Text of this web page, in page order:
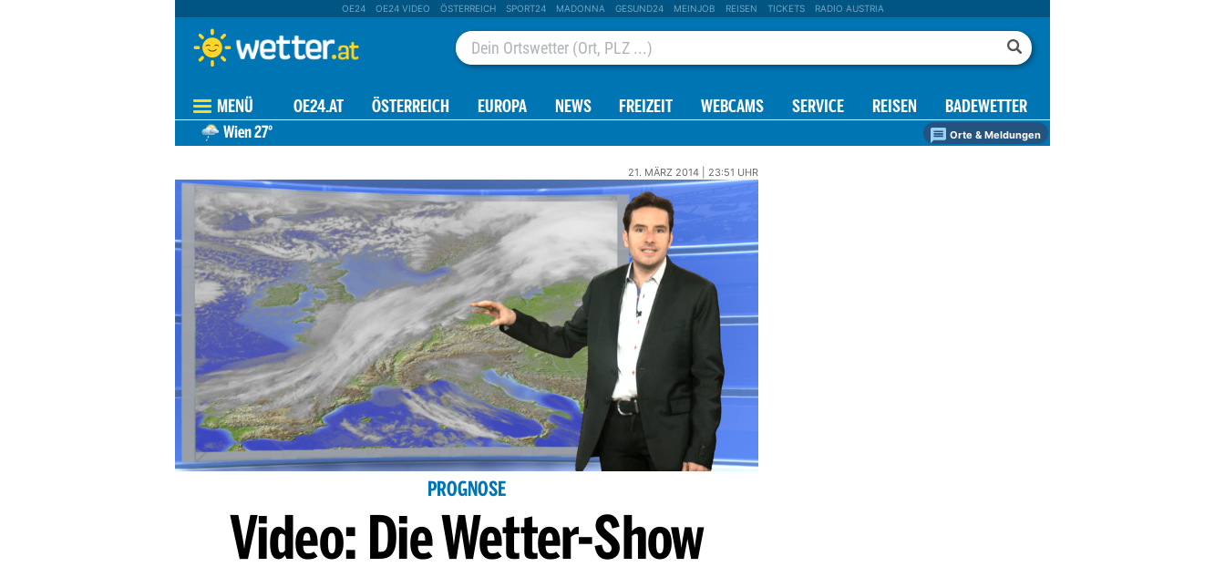
OE24 OE24 VIDEO ÖSTERREICH SPORT24 MADONNA GESUND24 MEINJOB REISEN TICKETS RADIO AUSTRIA
MENÜ OE24.AT ÖSTERREICH EUROPA NEWS FREIZEIT WEBCAMS SERVICE REISEN BADEWETTER
Wien27° Orte & Meldungen
21. MÄRZ 2014 | 23:51 UHR
PROGNOSE
Video: Die Wetter-Show